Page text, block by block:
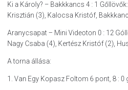
Ki a Károly? – Bakkkancs 4 : 1
Krisztián (3), Kalocsa Kristóf,
Aranycsapat – Mini Videoton 0 : 12
Nagy Csaba (4), Kertész Kristóf (2),
A torna állása:
1. Van Egy Kopasz Foltom 6 pont, 8 : 0